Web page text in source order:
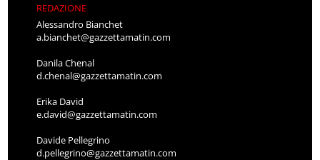
REDAZIONE
Alessandro Bianchet
a.bianchet@gazzettamatin.com
Danila Chenal
d.chenal@gazzettamatin.com
Erika David
e.david@gazzettamatin.com
Davide Pellegrino
d.pellegrino@gazzettamatin.com